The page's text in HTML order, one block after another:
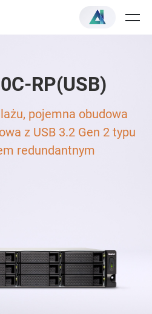
RP(USB)
pojemna obudowa
z USB 3.2 Gen 2 typu
redundantnym